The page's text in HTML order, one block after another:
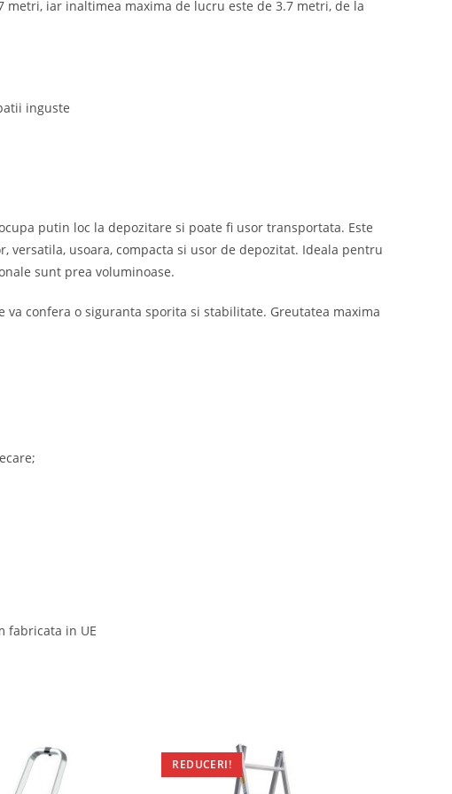
iar inaltimea maxima de lucru este de 3.7 metri, de la
inguste
putin loc la depozitare si poate fi usor transportata. Este
usoara, compacta si usor de depozitat. Ideala pentru
sunt prea voluminoase.
confera o siguranta sporita si stabilitate. Greutatea maxima
fabricata in UE
REDUCERI!